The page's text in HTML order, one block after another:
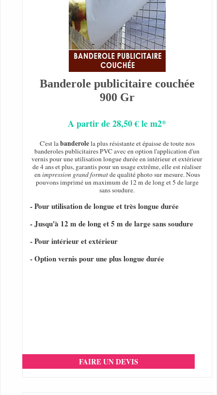
Banderole publicitaire couchée
900 Gr
A partir de 28,50 € le m2*
C'est labanderolela plus résistante et épaisse de toute nos
banderoles publicitaires PVC avec en option l'application d'un
vernis pour une utilisation longue durée en intérieur et extérieur
de 4 ans et plus, garantis pour un usage extrême, elle est réaliser
enimpression grand formatde qualité photo sur mesure. Nous
pouvons imprimé un maximum de 12 m de long et 5 de large
sans soudure.
- Pour utilisation de longue et très longue durée
- Jusqu'à 12 m de long et 5 m de large sans soudure
- Pour intérieur et extérieur
- Option vernis pour une plus longue durée
FAIRE UN DEVIS